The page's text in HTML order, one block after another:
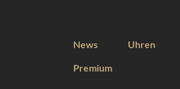
News Uhren
Premium